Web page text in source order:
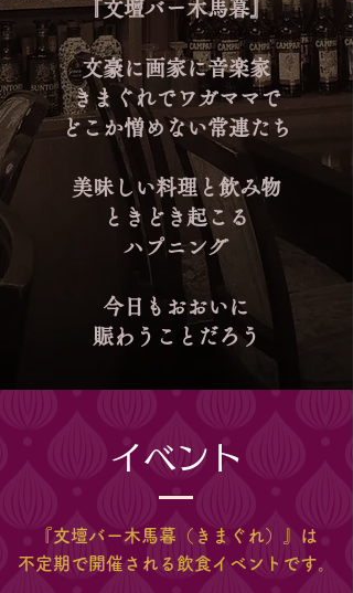
『文壇バー木馬暮』
文豪に画家に音楽家
きまぐれでワガママで
どこか憎めない常連たち
美味しい料理と飲み物
ときどき起こる
ハプニング
今日もおおいに
​賑わうことだろう
イベント
『文壇バー木馬暮（きまぐれ）』は
不定期で開催される飲食イベントです。